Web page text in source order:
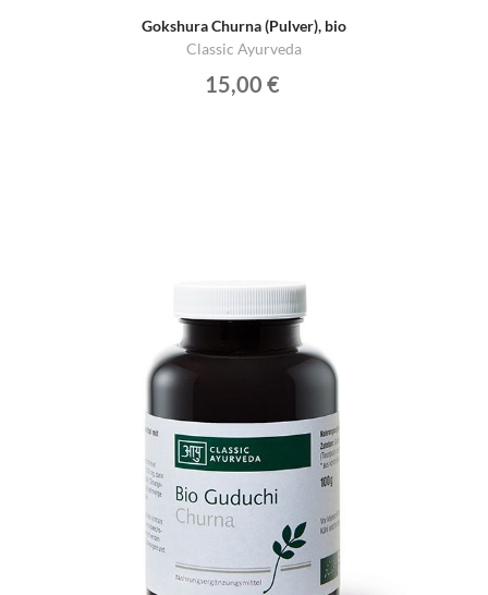
Gokshura Churna (Pulver), bio
Classic Ayurveda
15,00 €